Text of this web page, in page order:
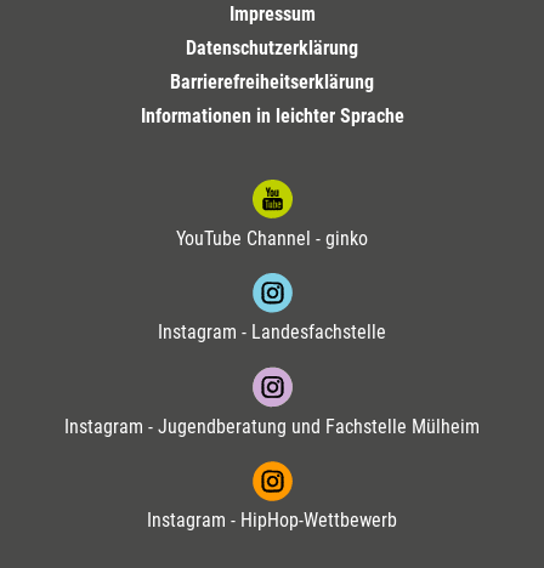
Impressum
Datenschutzerklärung
Barrierefreiheitserklärung
Informationen in leichter Sprache
YouTube Channel - ginko
Instagram - Landesfachstelle
Instagram - Jugendberatung und Fachstelle Mülheim
Instagram - HipHop-Wettbewerb